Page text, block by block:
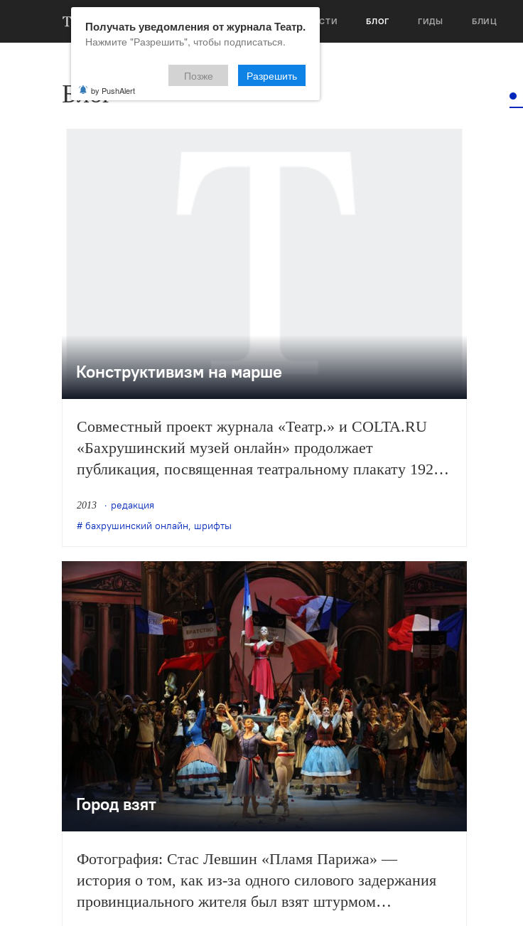
НОВОСТИ БЛОГ ГИДЫ БЛИЦ
Блог
Конструктивизм на марше
Совместный проект журнала «Театр.» и COLTA.RU
«Бахрушинский музей онлайн» продолжает
публикация, посвященная театральному плакату 1920
2013
редакция
бахрушинский онлайн, шрифты
Город взят
Фотография: Стас Левшин «Пламя Парижа» —
история о том, как из-за одного силового задержания
провинциального жителя был взят штурмом
Получать уведомления от журнала Театр.
Нажмите "Разрешить", чтобы подписаться.
Позже Разрешить
by PushAlert